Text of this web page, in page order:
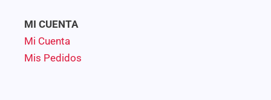
MI CUENTA
Mi Cuenta
Mis Pedidos